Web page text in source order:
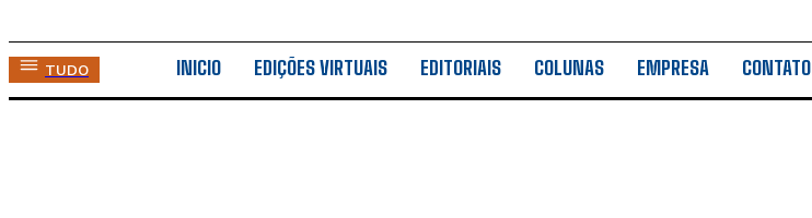
TUDO INICIO EDIÇÕES VIRTUAIS EDITORIAIS COLUNAS EMPRESA CONTATO